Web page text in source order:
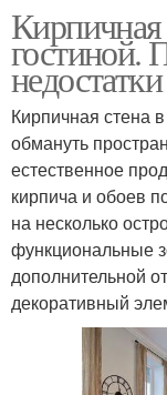
Кирпичная
гостиной.
недостатки
Кирпичная стена
обмануть
естественное
кирпича и обоев
на несколько
функциональные
дополнительной
декоративный